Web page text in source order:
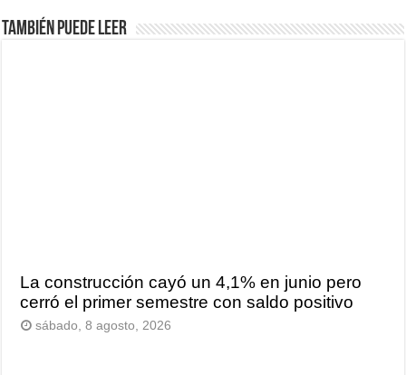
También puede leer
La construcción cayó un 4,1% en junio pero
cerró el primer semestre con saldo positivo
sábado, 8 agosto, 2026